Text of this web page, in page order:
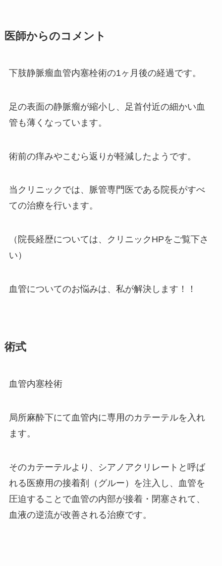
医師からのコメント
下肢静脈瘤血管内塞栓術の1ヶ月後の経過です。
足の表面の静脈瘤が縮小し、足首付近の細かい血
管も薄くなっています。
術前の痒みやこむら返りが軽減したようです。
当クリニックでは、脈管専門医である院長がすべ
ての治療を行います。
（院長経歴については、クリニックHPをご覧下さ
い）
血管についてのお悩みは、私が解決します！！
術式
血管内塞栓術
局所麻酔下にて血管内に専用のカテーテルを入れ
ます。
そのカテーテルより、シアノアクリレートと呼ば
れる医療用の接着剤（グルー）を注入し、血管を
圧迫することで血管の内部が接着・閉塞されて、
血液の逆流が改善される治療です。